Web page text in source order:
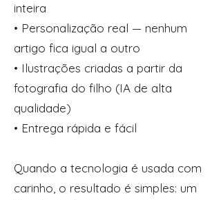
inteira
• Personalização real — nenhum
artigo fica igual a outro
• Ilustrações criadas a partir da
fotografia do filho (IA de alta
qualidade)
• Entrega rápida e fácil
Quando a tecnologia é usada com
carinho, o resultado é simples: um